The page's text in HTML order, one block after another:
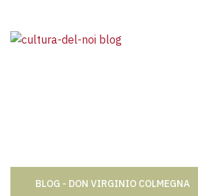
BLOG - DON VIRGINIO COLMEGNA